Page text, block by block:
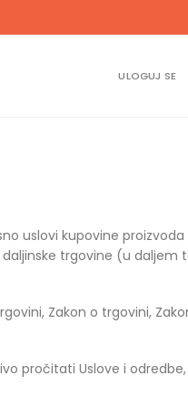
ULOGUJ SE
uslovi kupovine
trgovine (u daljem
Zakon o trgovini,
pročitati Uslove i